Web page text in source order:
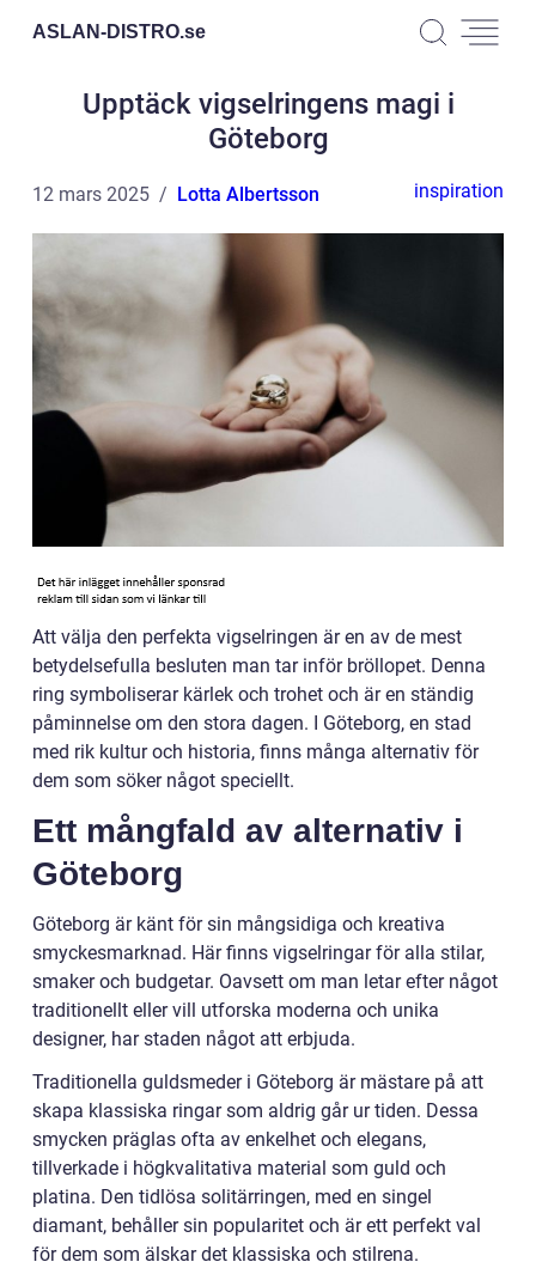
ASLAN-DISTRO.se
Upptäck vigselringens magi i
Göteborg
12 mars 2025 Lotta Albertsson inspiration
Att välja den perfekta vigselringen är en av de mest
betydelsefulla besluten man tar inför bröllopet. Denna
ring symboliserar kärlek och trohet och är en ständig
påminnelse om den stora dagen. I Göteborg, en stad
med rik kultur och historia, finns många alternativ för
dem som söker något speciellt.
Ett mångfald av alternativ i
Göteborg
Göteborg är känt för sin mångsidiga och kreativa
smyckesmarknad. Här finns vigselringar för alla stilar,
smaker och budgetar. Oavsett om man letar efter något
traditionellt eller vill utforska moderna och unika
designer, har staden något att erbjuda.
Traditionella guldsmeder i Göteborg är mästare på att
skapa klassiska ringar som aldrig går ur tiden. Dessa
smycken präglas ofta av enkelhet och elegans,
tillverkade i högkvalitativa material som guld och
platina. Den tidlösa solitärringen, med en singel
diamant, behåller sin popularitet och är ett perfekt val
för dem som älskar det klassiska och stilrena.